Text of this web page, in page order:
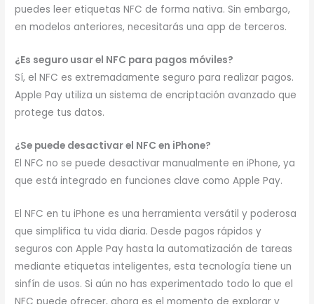
puedes leer etiquetas NFC de forma nativa. Sin embargo,
en modelos anteriores, necesitarás una app de terceros.
¿Es seguro usar el NFC para pagos móviles?
Sí, el NFC es extremadamente seguro para realizar pagos.
Apple Pay utiliza un sistema de encriptación avanzado que
protege tus datos.
¿Se puede desactivar el NFC en iPhone?
El NFC no se puede desactivar manualmente en iPhone, ya
que está integrado en funciones clave como Apple Pay.
El NFC en tu iPhone es una herramienta versátil y poderosa
que simplifica tu vida diaria. Desde pagos rápidos y
seguros con Apple Pay hasta la automatización de tareas
mediante etiquetas inteligentes, esta tecnología tiene un
sinfín de usos. Si aún no has experimentado todo lo que el